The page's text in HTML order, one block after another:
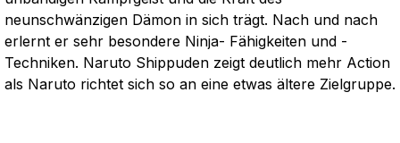
neunschwänzigen Dämon in sich trägt. Nach und nach
erlernt er sehr besondere Ninja- Fähigkeiten und -
Techniken. Naruto Shippuden zeigt deutlich mehr Action
als Naruto richtet sich so an eine etwas ältere Zielgruppe.